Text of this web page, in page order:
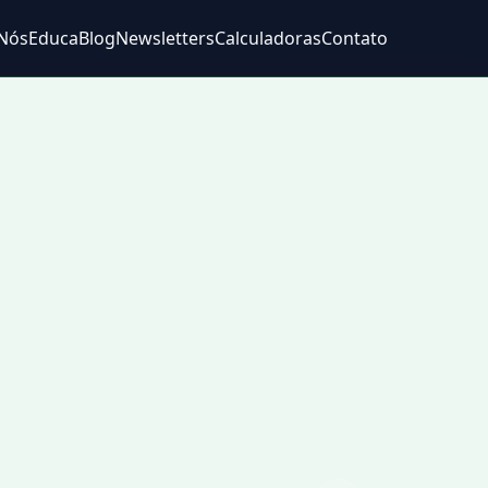
EducaBlogNewslettersCalculadorasContato